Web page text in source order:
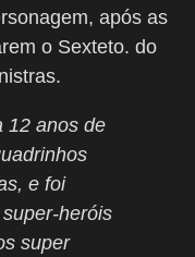
após as
o Sexteto. do
12 anos de
e foi
heróis
super